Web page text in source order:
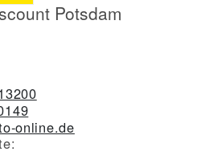
Potsdam
online.de